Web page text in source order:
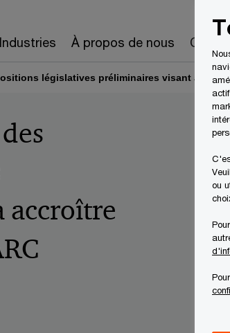
Industries À propos de nous
législatives préliminaires visant à
accroître
ou